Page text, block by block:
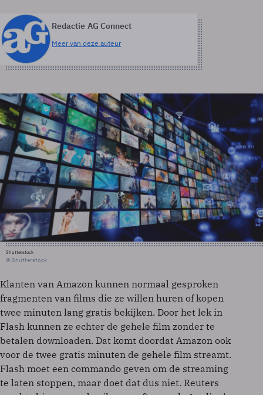
Redactie AG Connect
Meer van deze auteur
Shutterstock
© Shutterstock
Klanten van Amazon kunnen normaal gesproken
fragmenten van films die ze willen huren of kopen
twee minuten lang gratis bekijken. Door het lek in
Flash kunnen ze echter de gehele film zonder te
betalen downloaden. Dat komt doordat Amazon ook
voor de twee gratis minuten de gehele film streamt.
Flash moet een commando geven om de streaming
te laten stoppen, maar doet dat dus niet. Reuters